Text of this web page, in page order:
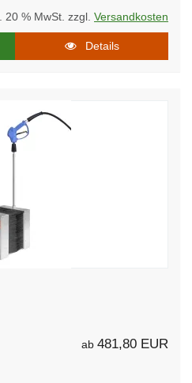
20 % MwSt. zzgl. Versandkosten
Details
ab 481,80 EUR